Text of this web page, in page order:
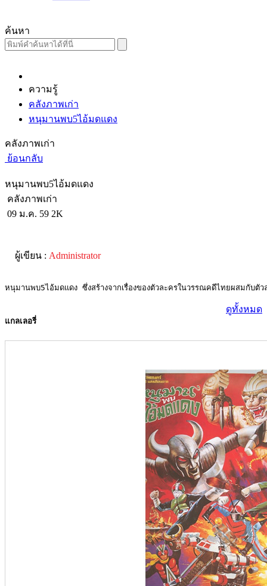
ค้นหา
ความรู้
คลังภาพเก่า
หนุมานพบ5ไอ้มดแดง
คลังภาพเก่า
ย้อนกลับ
หนุมานพบ5ไอ้มดแดง
คลังภาพเก่า
09 ม.ค. 59 2K
ผู้เขียน : Administrator
หนุมานพบ5ไอ้มดแดง ซึ่งสร้างจากเรื่องของตัวละครในวรรณคดีไทยผสมกับ
แกลเลอรี่
ดูทั้งหมด